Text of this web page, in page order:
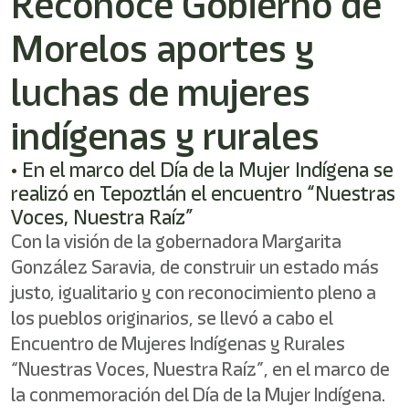
Morelos aportes y
luchas de mujeres
indígenas y rurales
• En el marco del Día de la Mujer Indígena se
realizó en Tepoztlán el encuentro “Nuestras
Voces, Nuestra Raíz”
Con la visión de la gobernadora Margarita
González Saravia, de construir un estado más
justo, igualitario y con reconocimiento pleno a
los pueblos originarios, se llevó a cabo el
Encuentro de Mujeres Indígenas y Rurales
“Nuestras Voces, Nuestra Raíz”, en el marco de
la conmemoración del Día de la Mujer Indígena.